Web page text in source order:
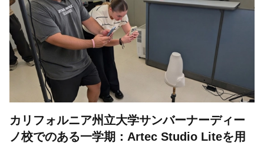
カリフォルニア州立大学サンバーナーディー
ノ校でのある一学期：Artec Studio Liteを用